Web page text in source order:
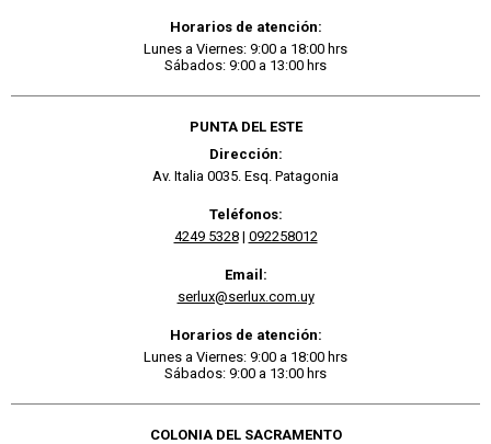
Horarios de atención:
Lunes a Viernes: 9:00 a 18:00 hrs
Sábados: 9:00 a 13:00 hrs
PUNTA DEL ESTE
Dirección:
Av. Italia 0035. Esq. Patagonia
Teléfonos:
4249 5328| 092258012
Email:
serlux@serlux.com.uy
Horarios de atención:
Lunes a Viernes: 9:00 a 18:00 hrs
Sábados: 9:00 a 13:00 hrs
COLONIA DEL SACRAMENTO